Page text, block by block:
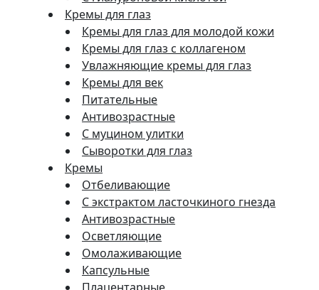
Кремы для глаз
Кремы для глаз для молодой кожи
Кремы для глаз с коллагеном
Увлажняющие кремы для глаз
Кремы для век
Питательные
Антивозрастные
С муцином улитки
Сыворотки для глаз
Кремы
Отбеливающие
С экстрактом ласточкиного гнезда
Антивозрастные
Осветляющие
Омолаживающие
Капсульные